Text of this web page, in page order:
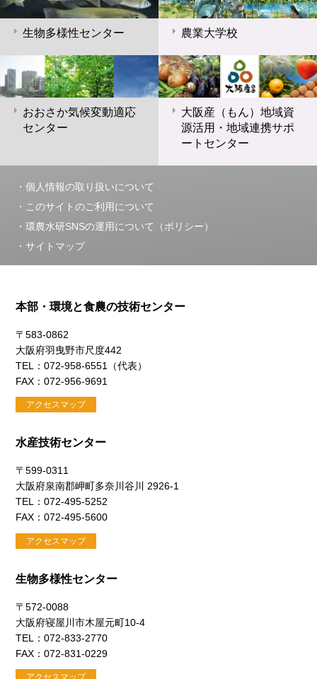
生物多様性センター 農業大学校
おおさか気候変動適応
センター
大阪産（もん）地域資
源活用・地域連携サポ
ートセンター
個人情報の取り扱いについて
このサイトのご利用について
環農水研SNSの運用について（ポリシー）
サイトマップ
本部・環境と食農の技術センター
〒583-0862
大阪府羽曳野市尺度442
TEL：072-958-6551（代表）
FAX：072-956-9691
アクセスマップ
水産技術センター
〒599-0311
大阪府泉南郡岬町多奈川谷川 2926-1
TEL：072-495-5252
FAX：072-495-5600
アクセスマップ
生物多様性センター
〒572-0088
大阪府寝屋川市木屋元町10-4
TEL：072-833-2770
FAX：072-831-0229
アクセスマップ